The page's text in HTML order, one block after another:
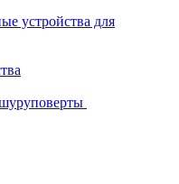
устройства для